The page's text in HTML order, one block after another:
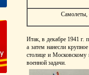
Самолеты,
Итак, в декабре 1941 г.
а затем нанесли
столице и
военной задачи.